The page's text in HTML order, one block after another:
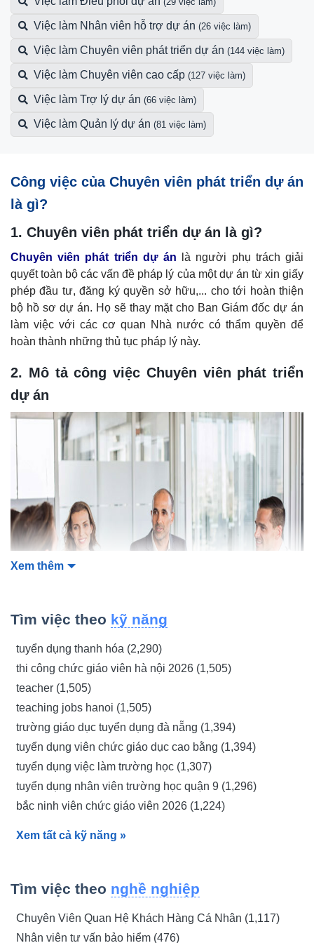
Việc làm Nhân viên hỗ trợ dự án (26 việc làm)
Việc làm Chuyên viên phát triển dự án (144 việc làm)
Việc làm Chuyên viên cao cấp (127 việc làm)
Việc làm Trợ lý dự án (66 việc làm)
Việc làm Quản lý dự án (81 việc làm)
Công việc của Chuyên viên phát triển dự án
là gì?
1. Chuyên viên phát triển dự án là gì?
Chuyên viên phát triển dự án là người phụ trách giải
quyết toàn bộ các vấn đề pháp lý của một dự án từ xin giấy
phép đầu tư, đăng ký quyền sở hữu,... cho tới hoàn thiện
bộ hồ sơ dự án. Họ sẽ thay mặt cho Ban Giám đốc dự án
làm việc với các cơ quan Nhà nước có thẩm quyền để
hoàn thành những thủ tục pháp lý này.
2. Mô tả công việc Chuyên viên phát triển
dự án
Vừa ở tầm chuyên viên, nhiệm vụ mỗi ngày của chuyên
viên phát triển dự án luôn là sự xen kẽ khối lượng lớn nội
dung công việc:
Lập Kế hoạch Dự án
Công việc đầu tiên của chuyên viên phát triển dự án là xây
định mục tiêu, phạm vi, và yêu cầu của dự án, cũng như
bảo rằng mọi khía cạnh của dự án đều được xem xét. Kế
hoạch này thường được trình bày trước các bên liên quan
để nhận được sự đồng thuận và hỗ trợ.
Xem thêm
Tìm việc theo kỹ năng
tuyển dụng thanh hóa (2,290)
thi công chức giáo viên hà nội 2026 (1,505)
teacher (1,505)
teaching jobs hanoi (1,505)
trường giáo dục tuyển dụng đà nẵng (1,394)
tuyển dụng viên chức giáo dục cao bằng (1,394)
tuyển dụng việc làm trường học (1,307)
tuyển dụng nhân viên trường học quận 9 (1,296)
bắc ninh viên chức giáo viên 2026 (1,224)
tuyển dụng giáo viên quận 7 đức trí (1,224)
tuyển dụng giáo viên hải phòng (1,224)
tuyển dụng giáo viên (1,223)
Xem tất cả kỹ năng »
Tìm việc theo nghề nghiệp
Chuyên Viên Quan Hệ Khách Hàng Cá Nhân (1,117)
Nhân viên tư vấn bảo hiểm (476)